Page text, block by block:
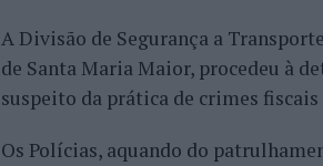
A Divisão de Segurança a
de Santa Maria Maior, procedeu à
suspeito da prática de crimes fiscais
Os Polícias, aquando do